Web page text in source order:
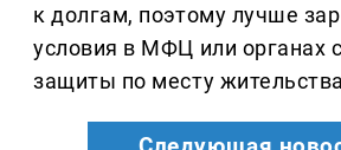
к долгам, поэтому лучше
условия в МФЦ или органах
защиты по месту